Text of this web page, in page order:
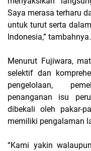
Saya merasa terharu
untuk turut serta
Indonesia,” tambahnya.
Menurut Fujiwara,
selektif dan
pengelolaan,
penanganan isu
dibekali oleh pakar-
memiliki pengalaman
“Kami yakin